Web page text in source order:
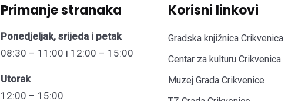
Primanje stranaka
Ponedjeljak, srijeda i petak
08:30 – 11:00 i 12:00 – 15:00
Utorak
12:00 – 15:00
Korisni linkovi
Gradska knjižnica Crikvenica
Centar za kulturu Crikvenica
Muzej Grada Crikvenice